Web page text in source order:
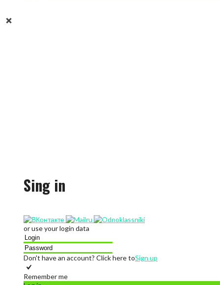
Sing in
or use your login data
Don't have an account? Click here toSign up
Remember me